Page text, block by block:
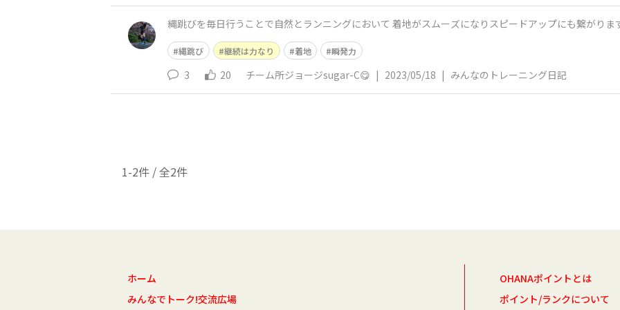
縄跳びを毎日行うことで自然とランニングにおいて 着地がスムーズになりスピードアップにも繋がりま
縄跳び 継続は力なり 着地 瞬発力
3 20 チーム所ジョージsugar-C😋 | 2023/05/18 | みんなのトレーニング日記
1-2件 / 全2件
ホーム
みんなでトーク!交流広場
OHANAポイントとは
ポイント/ランクについて